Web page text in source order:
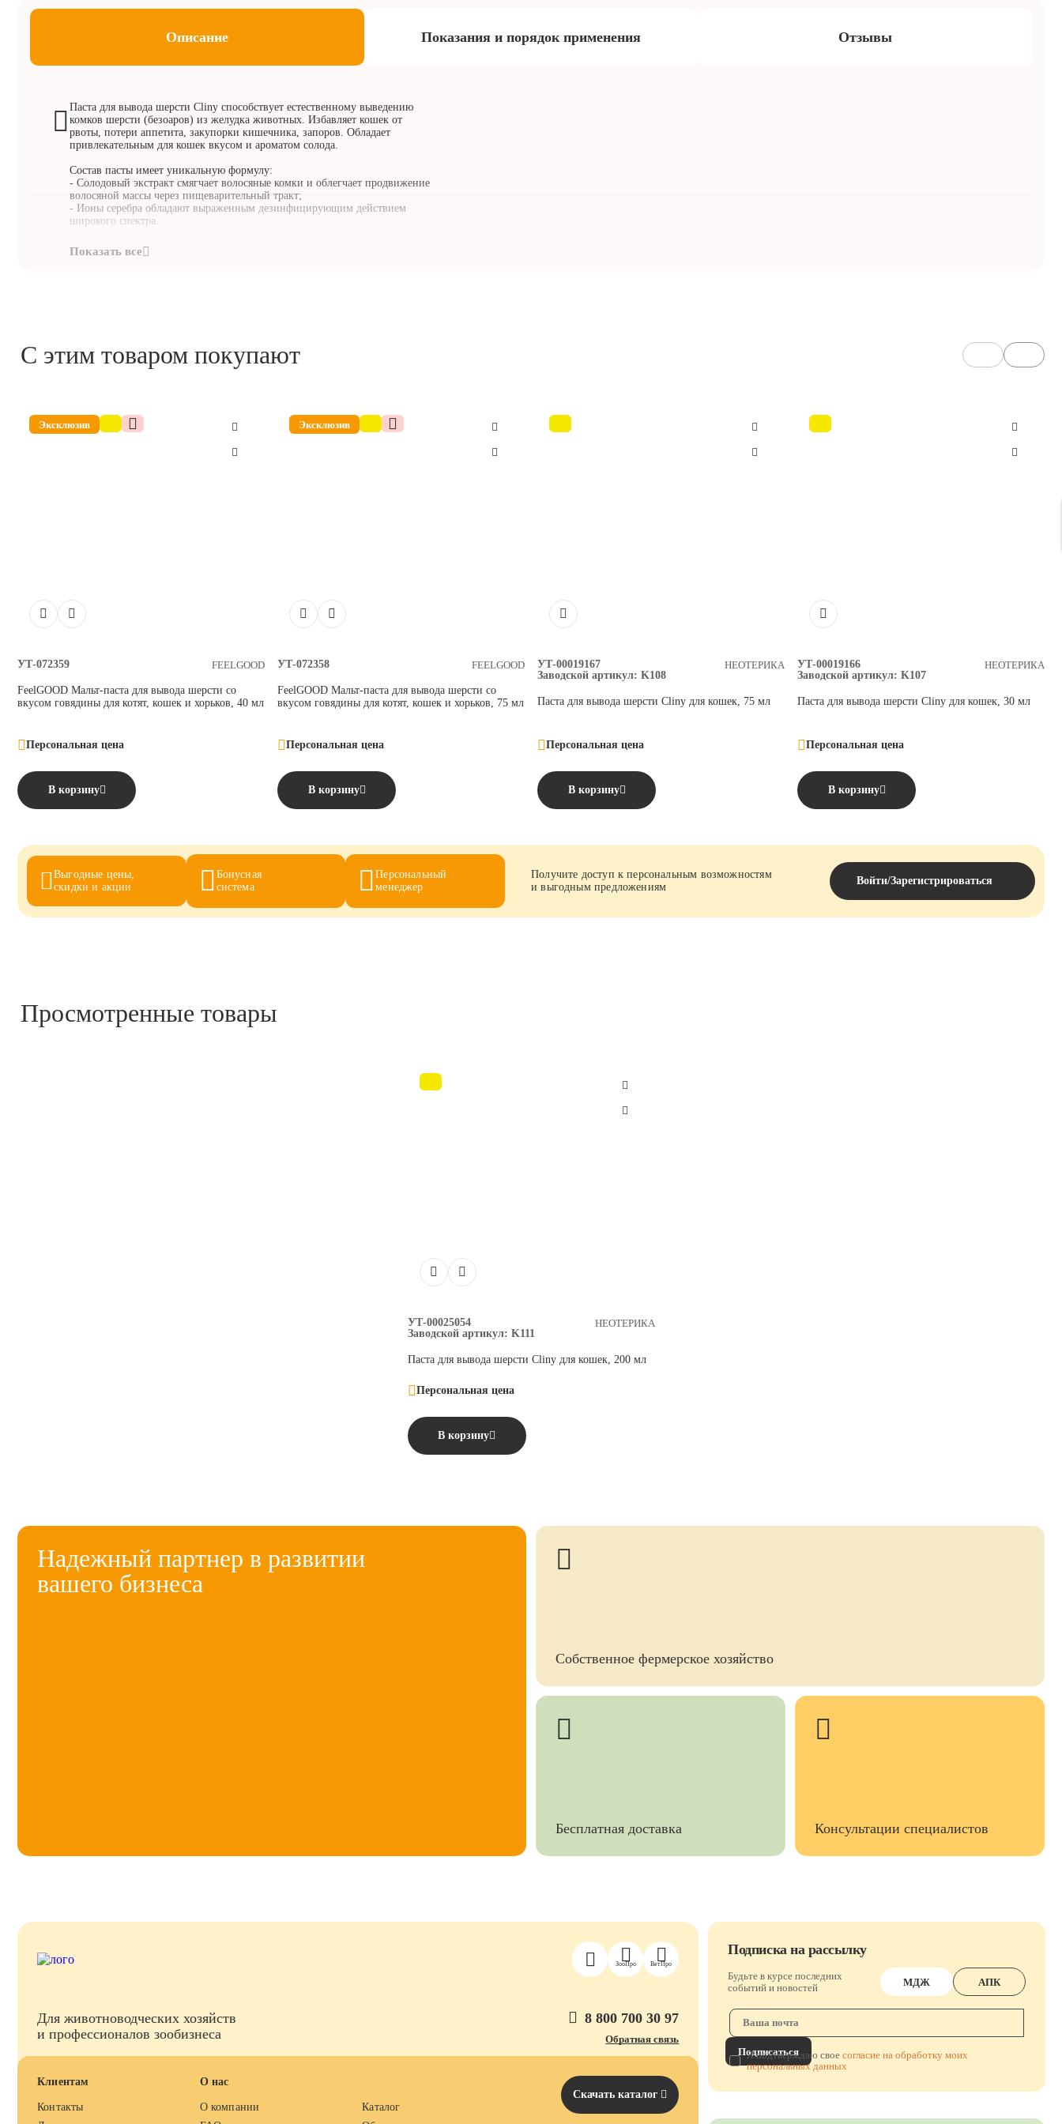
Описание Показания и порядок применения Отзывы
Паста для вывода шерсти Cliny способствует естественному выведению
комков шерсти (безоаров) из желудка животных. Избавляет кошек от
рвоты, потери аппетита, закупорки кишечника, запоров. Обладает
привлекательным для кошек вкусом и ароматом солода.
Состав пасты имеет уникальную формулу:
- Солодовый экстракт смягчает волосяные комки и облегчает продвижение
волосяной массы через пищеварительный тракт;
- Ионы серебра обладают выраженным дезинфицирующим действием
широкого спектра.
Побочные действия: У чувствительных животных в очень редких случаях
возможны аллергические реакции. В этих случаях применение пасты
С этим товаром покупают
Эксклюзив
УТ-072359 FEELGOOD
FeelGOOD Мальт-паста для вывода шерсти со
вкусом говядины для котят, кошек и хорьков, 40 мл
Персональная цена
В корзину
Эксклюзив
УТ-072358 FEELGOOD
FeelGOOD Мальт-паста для вывода шерсти со
вкусом говядины для котят, кошек и хорьков, 75 мл
Персональная цена
В корзину
УТ-00019167
Заводской артикул: K108
НЕОТЕРИКА
Паста для вывода шерсти Cliny для кошек, 75 мл
Персональная цена
В корзину
УТ-00019166
Заводской артикул: K107
НЕОТЕРИКА
Паста для вывода шерсти Cliny для кошек, 30 мл
Персональная цена
В корзину
Выгодные цены,
скидки и акции
Бонусная
система
Персональный
менеджер
Получите доступ к персональным возможностям
и выгодным предложениям
Войти/Зарегистрироваться
Просмотренные товары
УТ-00025054
Заводской артикул: K111
НЕОТЕРИКА
Паста для вывода шерсти Cliny для кошек, 200 мл
Персональная цена
В корзину
Надежный партнер в развитии
вашего бизнеса
Собственное фермерское хозяйство
Бесплатная доставка Консультации специалистов
ЗооПро ВетПро
Для животноводческих хозяйств
и профессионалов зообизнеса
8 800 700 30 97
Обратная связь
Клиентам
Контакты
О нас
О компании
Каталог
Скачать каталог
Подписка на рассылку
Будьте в курсе последних
событий и новостей
МДЖ АПК
Подписаться
Я подтверждаю своесогласие на обработку моих
персональных данных